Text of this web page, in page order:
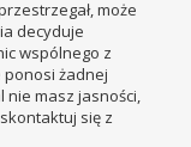
może
decyduje
wspólnego z
żadnej
nie masz jasności,
się z